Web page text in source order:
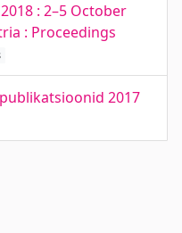
: 2–5 October
: Proceedings
2017